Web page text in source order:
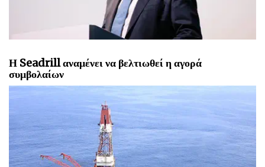
Η Seadrill αναμένει να βελτιωθεί η αγορά
συμβολαίων